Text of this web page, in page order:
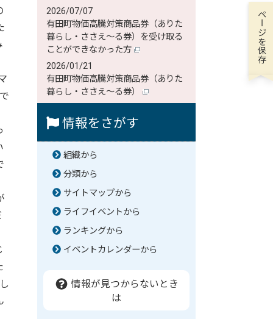
2026/07/07
有田町物価高騰対策商品券（ありた
暮らし・ささえ～る券）を受け取る
ことができなかった方
2026/01/21
有田町物価高騰対策商品券（ありた
暮らし・ささえ～る券）
情報をさがす
組織から
分類から
サイトマップから
ライフイベントから
ランキングから
イベントカレンダーから
情報が見つからないとき
は
ページを保存